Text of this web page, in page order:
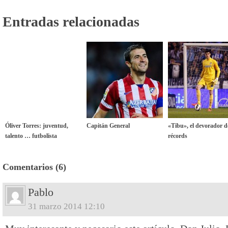
Entradas relacionadas
Óliver Torres: juventud,
talento … futbolista
Capitán General
«Tibu», el devorador
récords
Comentarios (6)
Pablo
31 marzo 2014 12:10